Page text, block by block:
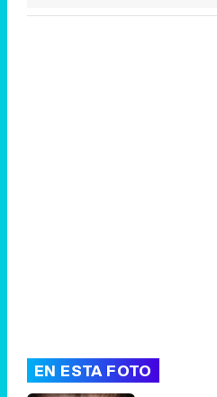
EN ESTA FOTO